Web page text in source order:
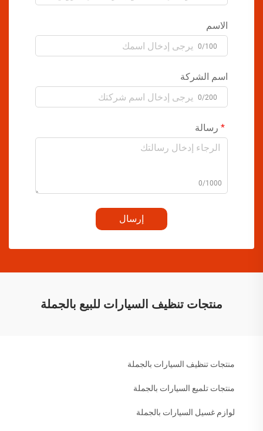
الاسم
0/100
اسم الشركة
0/200
رسالة
0/1000
إرسال
منتجات تنظيف السيارات للبيع بالجملة
منتجات تنظيف السيارات بالجملة
منتجات تلميع السيارات بالجملة
لوازم غسيل السيارات بالجملة